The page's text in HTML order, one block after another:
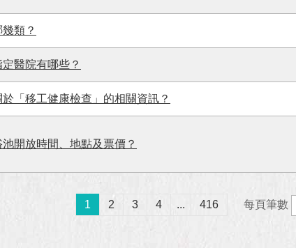
類？
醫院有哪些？
「移工健康檢查」的相關資訊？
開放時間、地點及票價？
1 2 3 4 ... 416 每頁筆數